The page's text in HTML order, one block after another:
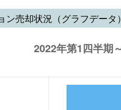
売却状況（グラフデータ）